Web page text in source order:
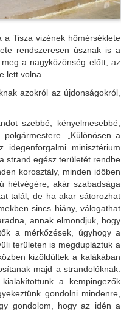
a Tisza vizének hőmérséklete
rendszeresen úsznak is a
a nagyközönség előtt, az
lett volna.
azokról az újdonságokról,
szebbé, kényelmesebbé,
„Különösen a
minisztérium
strand egész területét rendbe
korosztály, minden időben
hétvégére, akár szabadsága
talál, de ha akar sátorozhat
sincs hiány, válogathat
annak elmondjuk, hogy
a mérkőzések, úgyhogy a
területen is megdupláztuk a
kizöldültek a kalákában
majd a strandolóknak.
a kempingezők
gondolni mindenre,
gondolom, hogy az idén a